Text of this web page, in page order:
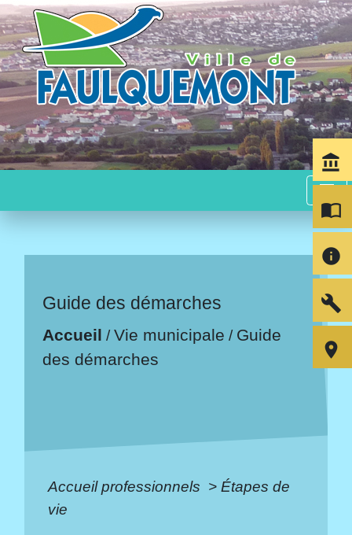
menu
Guide des démarches
Accueil /Vie municipale / Guide
des démarches
Accueil professionnels > Étapes de
vie
account_balance
import_contacts
info
build
room